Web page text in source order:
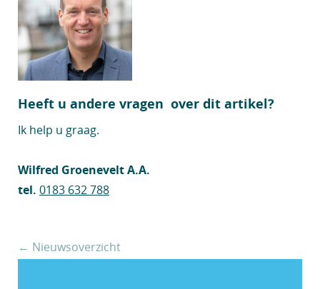
Heeft u andere vragen over dit artikel?
Ik help u graag.
Wilfred Groenevelt A.A.
tel. 0183 632 788
← Nieuwsoverzicht